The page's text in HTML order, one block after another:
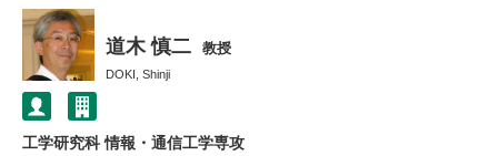
道木 慎二 教授
DOKI, Shinji
工学研究科 情報・通信工学専攻